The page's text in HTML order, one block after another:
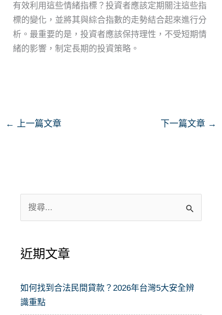
有效利用這些情緒指標？投資者應該定期關注這些指
標的變化，並將其與綜合指數的走勢結合起來進行分
析。最重要的是，投資者應該保持理性，不受短期情
緒的影響，制定長期的投資策略。
← 上一篇文章 下一篇文章 →
鍵
:
近期文章
如何找到合法民間貸款？2026年台灣5大安全辨
識重點